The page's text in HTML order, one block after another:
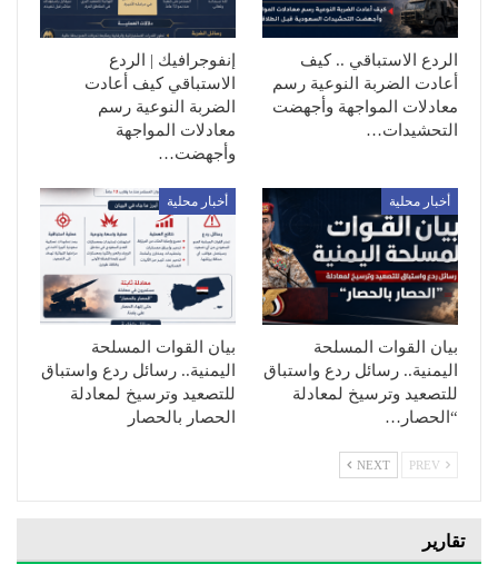
الردع الاستباقي .. كيف
أعادت الضربة النوعية رسم
معادلات المواجهة وأجهضت
التحشيدات…
إنفوجرافيك | الردع
الاستباقي كيف أعادت
الضربة النوعية رسم
معادلات المواجهة
وأجهضت…
أخبار محلية
بيان القوات المسلحة
اليمنية.. رسائل ردع واستباق
للتصعيد وترسيخ لمعادلة
“الحصار…
أخبار محلية
بيان القوات المسلحة
اليمنية.. رسائل ردع واستباق
للتصعيد وترسيخ لمعادلة
الحصار بالحصار
NEXT
تقارير